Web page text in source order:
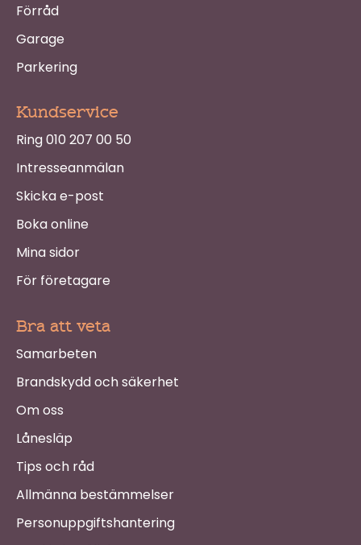
Förråd
Garage
Parkering
Kundservice
Ring 010 207 00 50
Intresseanmälan
Skicka e-post
Boka online
Mina sidor
För företagare
Bra att veta
Samarbeten
Brandskydd och säkerhet
Om oss
Lånesläp
Tips och råd
Allmänna bestämmelser
Personuppgiftshantering